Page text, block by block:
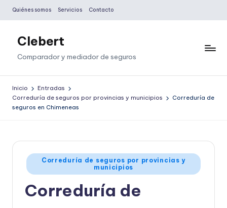
Saltar
contenido
Quiénes somos Servicios Contacto
Clebert
Comparador y mediador de seguros
Inicio
Entradas
Correduría de seguros por provincias y municipios
Correduría de
seguros en Chimeneas
Publicado
en
Correduría de seguros por provincias y
municipios
Correduría de